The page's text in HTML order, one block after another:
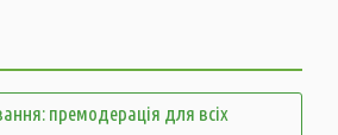
премодерація для всіх